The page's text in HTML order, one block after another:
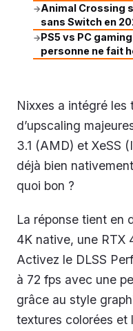
→Animal Crossing
sans Switch en
→PS5 vs PC
personne ne fait
Nixxes a intégré les
d’upscaling
3.1 (AMD) et XeSS
déjà bien
quoi bon ?
La réponse tient en
4K native, une RTX
Activez le DLSS
à 72 fps avec une
grâce au style
textures colorées et